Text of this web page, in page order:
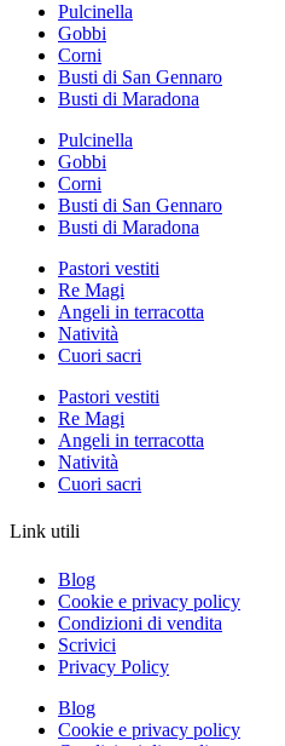
Pulcinella
Gobbi
Corni
Busti di San Gennaro
Busti di Maradona
Pulcinella
Gobbi
Corni
Busti di San Gennaro
Busti di Maradona
Pastori vestiti
Re Magi
Angeli in terracotta
Natività
Cuori sacri
Pastori vestiti
Re Magi
Angeli in terracotta
Natività
Cuori sacri
Link utili
Blog
Cookie e privacy policy
Condizioni di vendita
Scrivici
Privacy Policy
Blog
Cookie e privacy policy